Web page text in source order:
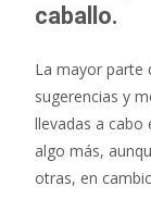
caballo.
La mayor parte
sugerencias y
llevadas a
algo más,
otras, en